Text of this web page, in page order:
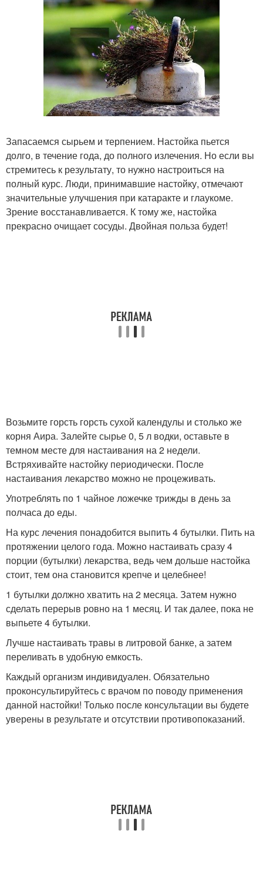
Запасаемся сырьем и терпением. Настойка пьется
долго, в течение года, до полного излечения. Но если вы
стремитесь к результату, то нужно настроиться на
полный курс. Люди, принимавшие настойку, отмечают
значительные улучшения при катаракте и глаукоме.
Зрение восстанавливается. К тому же, настойка
прекрасно очищает сосуды. Двойная польза будет!
Возьмите горсть горсть сухой календулы и столько же
корня Аира. Залейте сырье 0, 5 л водки, оставьте в
темном месте для настаивания на 2 недели.
Встряхивайте настойку периодически. После
настаивания лекарство можно не процеживать.
Употреблять по 1 чайное ложечке трижды в день за
полчаса до еды.
На курс лечения понадобится выпить 4 бутылки. Пить на
протяжении целого года. Можно настаивать сразу 4
порции (бутылки) лекарства, ведь чем дольше настойка
стоит, тем она становится крепче и целебнее!
1 бутылки должно хватить на 2 месяца. Затем нужно
сделать перерыв ровно на 1 месяц. И так далее, пока не
выпьете 4 бутылки.
Лучше настаивать травы в литровой банке, а затем
переливать в удобную емкость.
Каждый организм индивидуален. Обязательно
проконсультируйтесь с врачом по поводу применения
данной настойки! Только после консультации вы будете
уверены в результате и отсутствии противопоказаний.